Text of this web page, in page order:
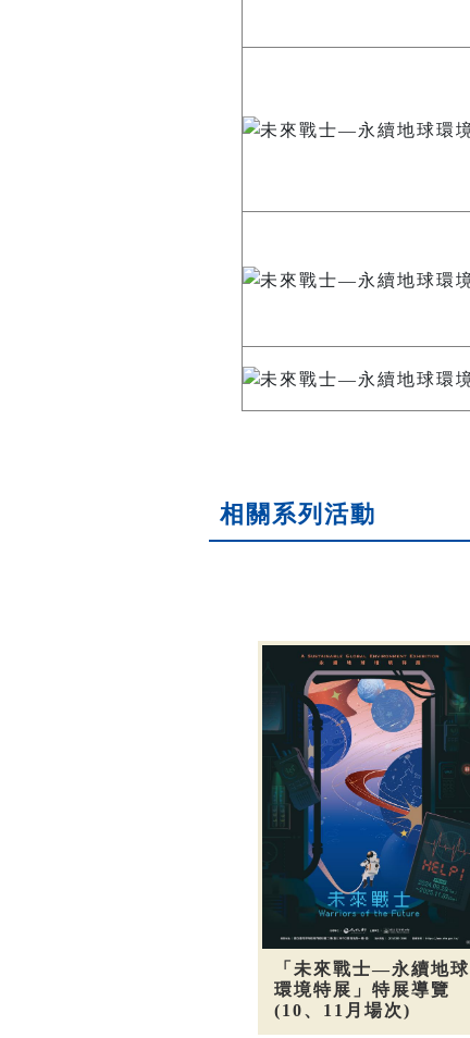
相關系列活動
「未來戰士—永續地球
環境特展」特展導覽
(10、11月場次)